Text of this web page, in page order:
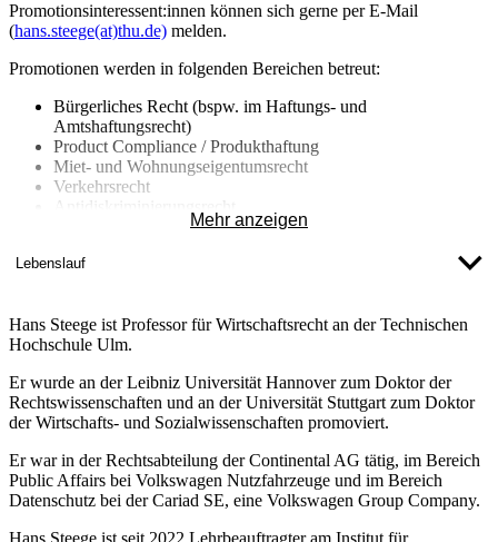
Promotionsinteressent:innen können sich gerne per E-Mail
(hans.steege(at)thu.de) melden.
Promotionen werden in folgenden Bereichen betreut:
Bürgerliches Recht (bspw. im Haftungs- und
Amtshaftungsrecht)
Product Compliance / Produkthaftung
Miet- und Wohnungseigentumsrecht
Verkehrsrecht
Antidiskriminierungsrecht
Daten- und Datenschutzrecht
Immaterialgüterrecht
Fahrens
Mehr anzeigen
Lebenslauf
Hans Steege ist Professor für Wirtschaftsrecht an der Technischen
Hochschule Ulm.
Er wurde an der Leibniz Universität Hannover zum Doktor der
Rechtswissenschaften und an der Universität Stuttgart zum Doktor
der Wirtschafts- und Sozialwissenschaften promoviert.
Er war in der Rechtsabteilung der Continental AG tätig, im Bereich
Public Affairs bei Volkswagen Nutzfahrzeuge und im Bereich
Datenschutz bei der Cariad SE, eine Volkswagen Group Company.
Hans Steege ist seit 2022 Lehrbeauftragter am Institut für